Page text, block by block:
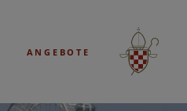
ANGEBOTE